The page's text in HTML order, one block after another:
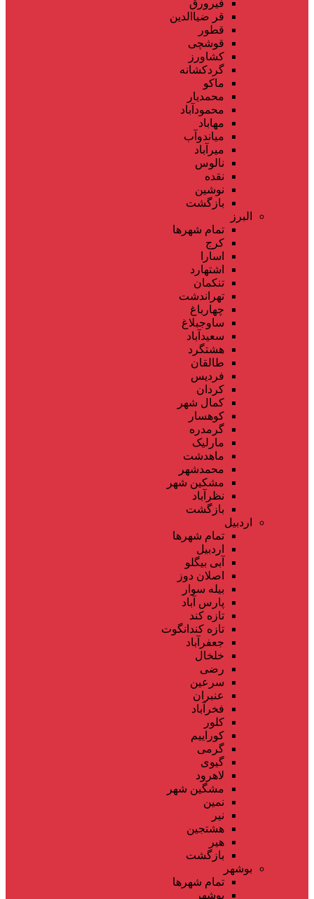
فیرورق
قر ضیاالدین
قطور
قوشچی
کشاورز
گردکشانه
ماکو
محمدیار
محمودآباد
مهاباد
میاندوآب
میرآباد
نالوس
نقده
نوشین
بازگشت
البرز
تمام شهر‌ها
کرج
اسارا
اشتهارد
تنکمان
تهراندشت
چهارباغ
ساوجبلاغ
سعیدآباد
هشتگرد
طالقان
فردیس
کردان
کمال شهر
کوهسار
گرمدره
مارلیک
ماهدشت
محمدشهر
مشکین شهر
نظرآباد
بازگشت
اردبیل
تمام شهر‌ها
اردبیل
آبی بیگلو
اصلان دوز
بیله سوار
پارس آباد
تازه کند
تازه کندانگوت
جعفرآباد
خلخال
رضی
سرعین
عنبران
فخرآباد
کلور
کوراییم
گرمی
گیوی
لاهرود
مشگین شهر
نمین
نیر
هشتجین
هیر
بازگشت
بوشهر
تمام شهر‌ها
بوشهر